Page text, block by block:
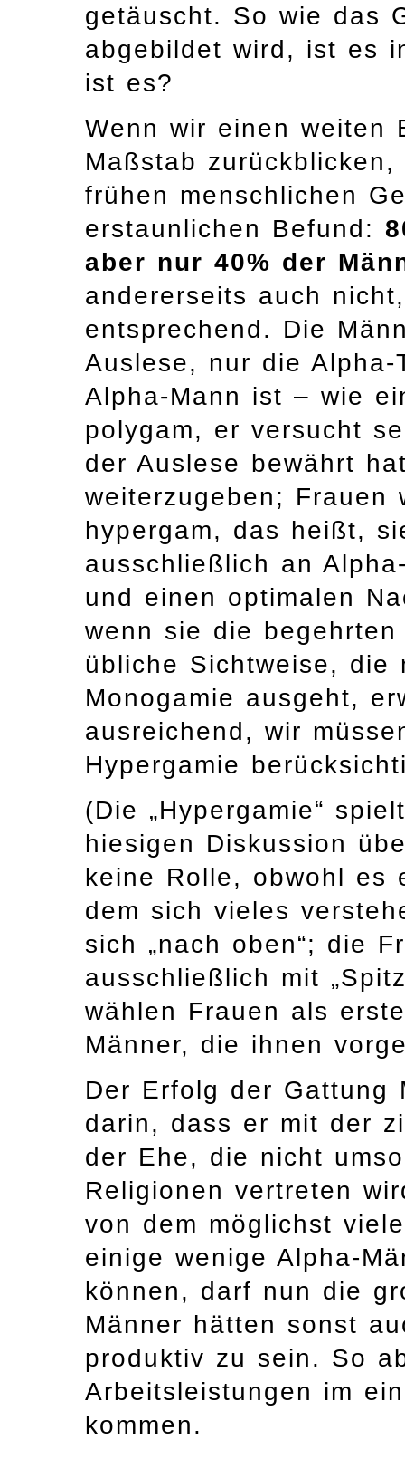
getäuscht. So wie das
abgebildet wird, ist es
ist es?
Wenn wir einen weiten
Maßstab
frühen menschlichen
erstaunlichen Befund:
aber nur 40% der
andererseits auch
entsprechend. Die
Auslese, nur die
Alpha-Mann ist – wie
polygam, er versucht
der Auslese bewährt
weiterzugeben; Frauen
hypergam, das heißt,
ausschließlich an
und einen optimalen
wenn sie die
übliche Sichtweise, die
Monogamie ausgeht,
ausreichend, wir
Hypergamie
(Die „Hypergamie“
hiesigen Diskussion
keine Rolle, obwohl es
dem sich vieles
sich „nach oben“; die
ausschließlich mit
wählen Frauen als
Männer, die ihnen
Der Erfolg der Gattung
darin, dass er mit der
der Ehe, die nicht
Religionen vertreten
von dem möglichst
einige wenige Alpha-
können, darf nun die
Männer hätten sonst
produktiv zu sein. So
Arbeitsleistungen im
kommen.